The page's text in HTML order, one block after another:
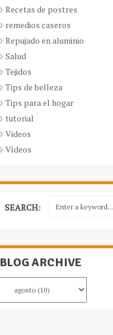
Recetas de postres
remedios caseros
Repujado en aluminio
Salud
Tejidos
Tips de belleza
Tips para el hogar
tutorial
Videos
Vídeos
SEARCH:
BLOG ARCHIVE